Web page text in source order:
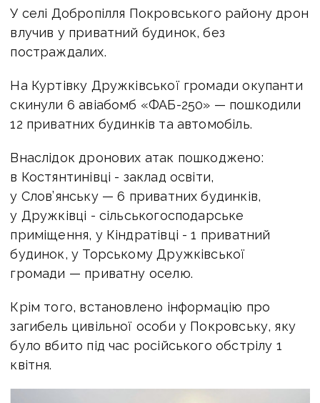
У селі Добропілля Покровського району дрон
влучив у приватний будинок, без
постраждалих.
На Куртівку Дружківської громади окупанти
скинули 6 авіабомб «ФАБ-250» — пошкодили
12 приватних будинків та автомобіль.
Внаслідок дронових атак пошкоджено:
в Костянтинівці - заклад освіти,
у Слов’янську — 6 приватних будинків,
у Дружківці - сільськогосподарське
приміщення, у Кіндратівці - 1 приватний
будинок, у Торському Дружківської
громади — приватну оселю.
Крім того, встановлено інформацію про
загибель цивільної особи у Покровську, яку
було вбито під час російського обстрілу 1
квітня.